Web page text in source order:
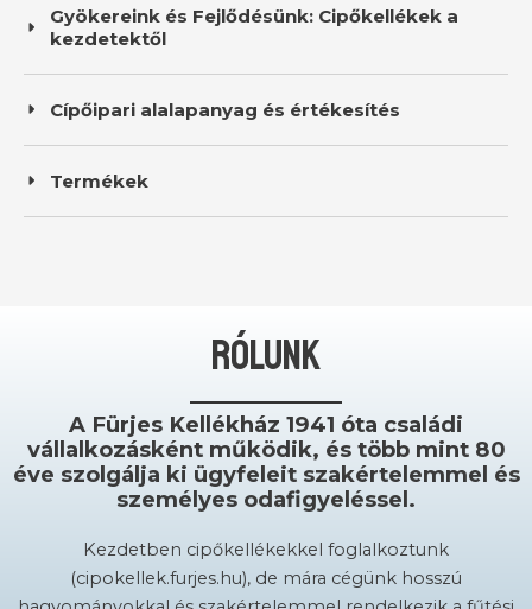
Gyökereink és Fejlődésünk: Cipőkellékek a
kezdetektől
Cípőipari alalapanyag és értékesítés
Termékek
RÓLUNK
A Fürjes Kellékház 1941 óta családi
vállalkozásként működik, és több mint 80
éve szolgálja ki ügyfeleit szakértelemmel és
személyes odafigyeléssel.
Kezdetben cipőkellékekkel foglalkoztunk
(cipokellek.furjes.hu), de mára cégünk hosszú